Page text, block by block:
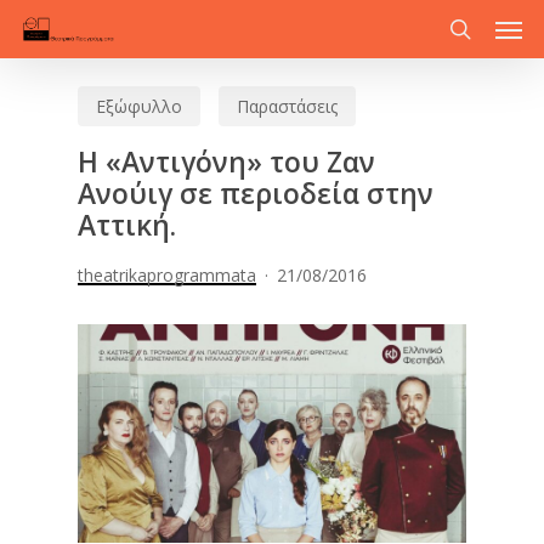
Skip
search
Εξώφυλλο Παραστάσεις
Η «Αντιγόνη» του Ζαν
Ανούιγ σε περιοδεία στην
Αττική.
theatrikaprogrammata 21/08/2016